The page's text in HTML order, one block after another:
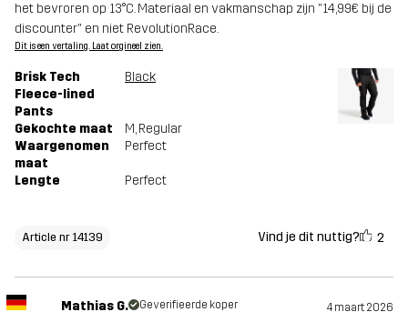
het bevroren op 13°C. Materiaal en vakmanschap zijn "14,99€ bij de
discounter" en niet RevolutionRace.
Dit is een vertaling. Laat orgineel zien.
Brisk Tech
Fleece-lined
Pants
Black
Gekochte maat M, Regular
Waargenomen
maat
Perfect
Lengte Perfect
Article nr 14139 Vind je dit nuttig? 2
Mathias G. Geverifieerde koper 4 maart 2026